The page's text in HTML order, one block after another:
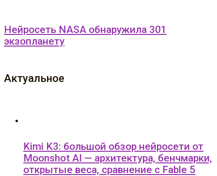
Нейросеть NASA обнаружила 301
экзопланету
Актуальное
Kimi K3: большой обзор нейросети от
Moonshot AI — архитектура, бенчмарки,
открытые веса, сравнение с Fable 5